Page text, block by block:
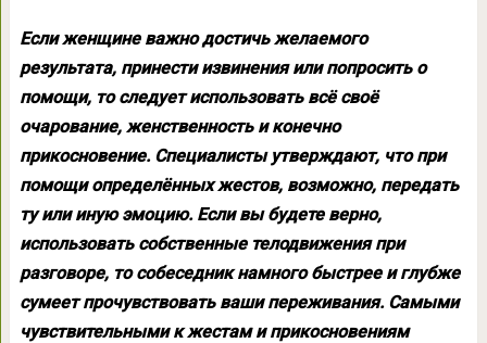
Если женщине важно достичь желаемого
результата, принести извинения или попросить о
помощи, то следует использовать всё своё
очарование, женственность и конечно
прикосновение. Специалисты утверждают, что при
помощи определённых жестов, возможно, передать
ту или иную эмоцию. Если вы будете верно,
использовать собственные телодвижения при
разговоре, то собеседник намного быстрее и глубже
сумеет прочувствовать ваши переживания. Самыми
чувствительными к жестам и прикосновениям